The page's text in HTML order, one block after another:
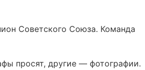
Советского Союза. Команда
просят, другие — фотографии.